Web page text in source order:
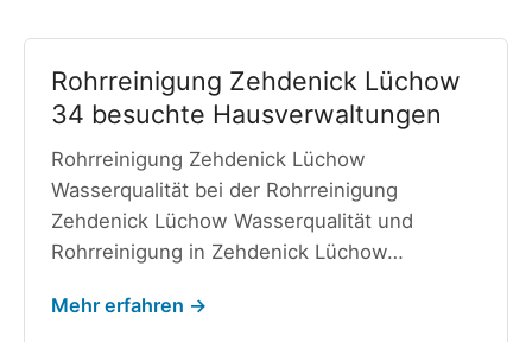
Rohrreinigung Zehdenick Lüchow
34 besuchte Hausverwaltungen
Rohrreinigung Zehdenick Lüchow
Wasserqualität bei der Rohrreinigung
Zehdenick Lüchow Wasserqualität und
Rohrreinigung in Zehdenick Lüchow…
Mehr erfahren →